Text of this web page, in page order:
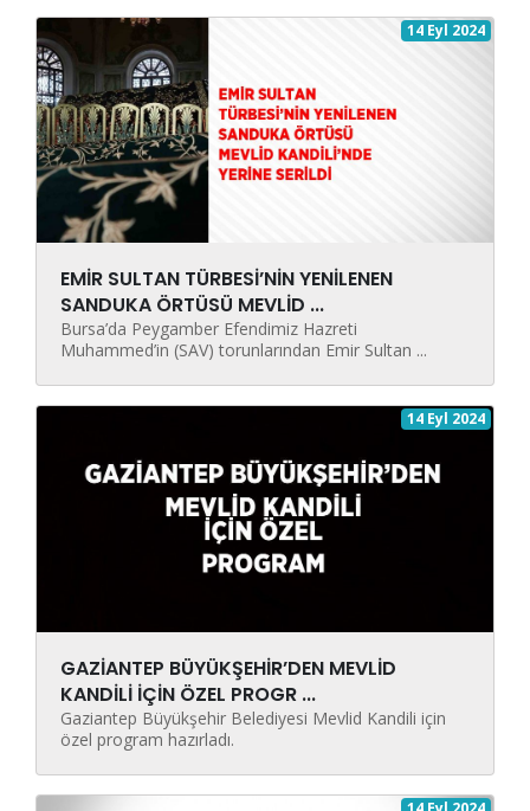
14 Eyl 2024
EMİR SULTAN TÜRBESİ’NİN YENİLENEN
SANDUKA ÖRTÜSÜ MEVLİD ...
Bursa’da Peygamber Efendimiz Hazreti
Muhammed’in (SAV) torunlarından Emir Sultan ...
14 Eyl 2024
GAZİANTEP BÜYÜKŞEHİR’DEN MEVLİD
KANDİLİ İÇİN ÖZEL PROGR ...
Gaziantep Büyükşehir Belediyesi Mevlid Kandili için
özel program hazırladı.